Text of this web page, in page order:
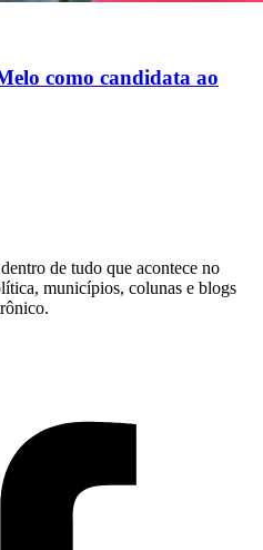
como candidata ao
de tudo que acontece no
municípios, colunas e blogs